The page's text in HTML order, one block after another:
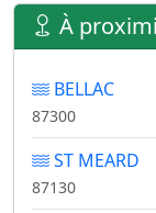
À
BELLAC
87300
ST MEARD
87130